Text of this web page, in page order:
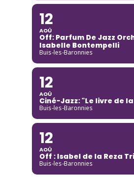
12
AOÛ
Off: Parfum De Jazz
Isabelle Bontempelli
Buis-les-Baronnies
12
AOÛ
Ciné-Jazz: "Le livre de
Buis-les-Baronnies
12
AOÛ
Off : Isabel de la Reza
Buis-les-Baronnies